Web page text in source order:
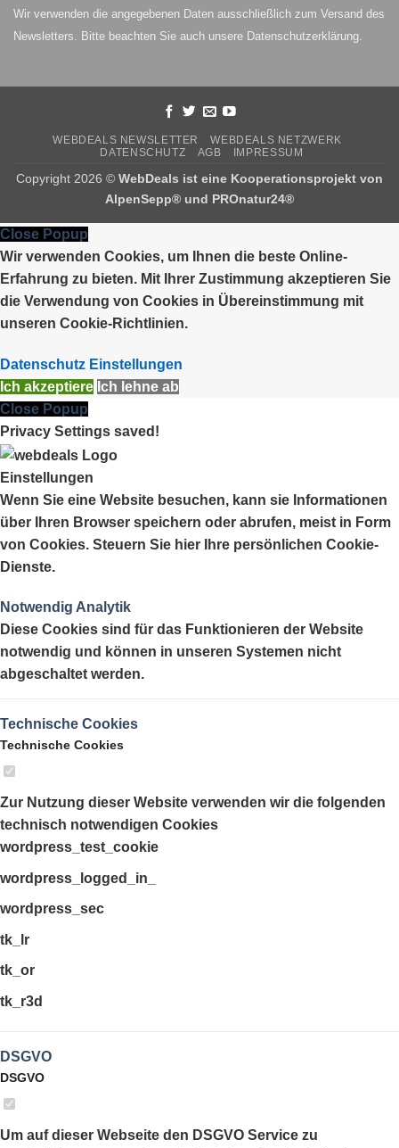
Wir verwenden die angegebenen Daten ausschließlich zum Versand des
Newsletters. Bitte beachten Sie auch unsere Datenschutzerklärung
WEBDEALS NEWSLETTER
WEBDEALS NETZWERK
DATENSCHUTZ
AGB IMPRESSUM
Copyright 2026 © WebDeals ist eine Kooperationsprojekt von
AlpenSepp® und PROnatur24®
Close Popup
Wir verwenden Cookies, um Ihnen die beste Online-
Erfahrung zu bieten. Mit Ihrer Zustimmung akzeptieren Sie
die Verwendung von Cookies in Übereinstimmung mit
unseren Cookie-Richtlinien.
Datenschutz Einstellungen
Ich akzeptiere Ich lehne ab
Close Popup
Privacy Settings saved!
Einstellungen
Wenn Sie eine Website besuchen, kann sie Informationen
über Ihren Browser speichern oder abrufen, meist in Form
von Cookies. Steuern Sie hier Ihre persönlichen Cookie-
Dienste.
Notwendig Analytik
Diese Cookies sind für das Funktionieren der Website
notwendig und können in unseren Systemen nicht
abgeschaltet werden.
Technische Cookies
Technische Cookies
Zur Nutzung dieser Website verwenden wir die folgenden
technisch notwendigen Cookies
wordpress_test_cookie
wordpress_logged_in_
wordpress_sec
tk_lr
tk_or
tk_r3d
DSGVO
DSGVO
Um auf dieser Webseite den DSGVO Service zu